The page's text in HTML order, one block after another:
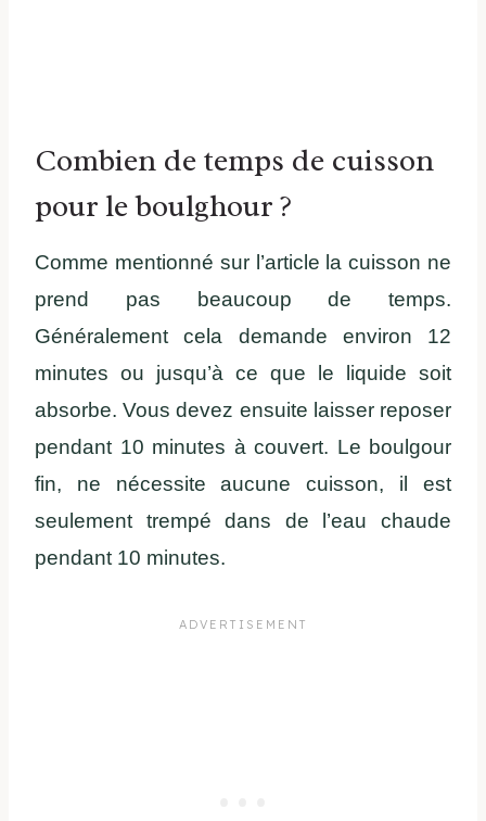
Combien de temps de cuisson
pour le boulghour ?
Comme mentionné sur l’article la cuisson ne
prend pas beaucoup de temps.
Généralement cela demande environ 12
minutes ou jusqu’à ce que le liquide soit
absorbe. Vous devez ensuite laisser reposer
pendant 10 minutes à couvert. Le boulgour
fin, ne nécessite aucune cuisson, il est
seulement trempé dans de l’eau chaude
pendant 10 minutes.